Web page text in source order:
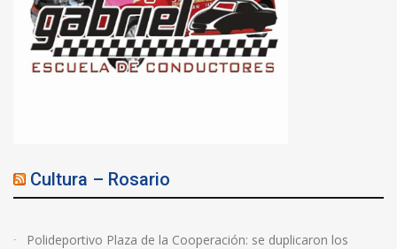
Cultura – Rosario
Polideportivo Plaza de la Cooperación: se duplicaron los